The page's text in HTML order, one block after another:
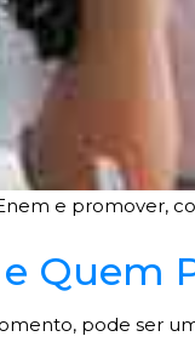
e promover,
Quem
pode ser